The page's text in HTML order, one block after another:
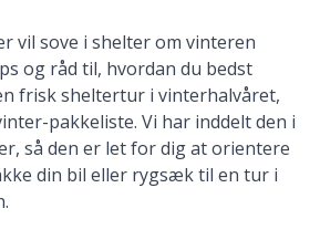
vil sove i shelter om vinteren
og råd til, hvordan du bedst
frisk sheltertur i vinterhalvåret,
pakkeliste. Vi har inddelt den i
så den er let for dig at orientere
din bil eller rygsæk til en tur i